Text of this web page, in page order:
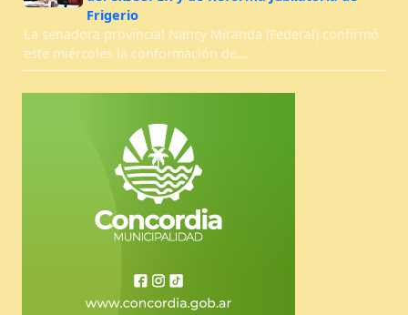
Frigerio
La senadora provincial Nancy Miranda (Federal) confirmó
este miércoles la conformación de…